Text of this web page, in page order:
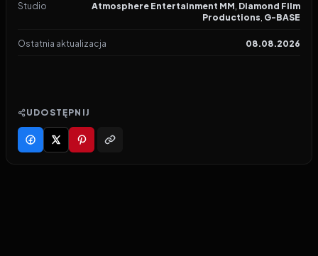
Studio Atmosphere Entertainment MM, Diamond Film
Productions, G-BASE
Ostatnia aktualizacja 08.08.2026
UDOSTĘPNIJ